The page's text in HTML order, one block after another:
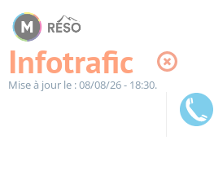
Infotrafic
Mise à jour le : 08/08/26 - 18:30.
Panneau de gestion des cookies